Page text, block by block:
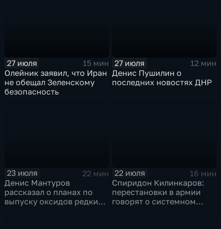
27 июля
15 мин
Олейник заявил, что Иран
не обещал Зеленскому
безопасность
27 июля
12 мин
Денис Пушилин о
последних новостях ДНР
23 июля
22 мин
Денис Мантуров
рассказал о планах по
выпуску оксидов редких
22 июля
16 мин
Спиридон Килинкаров:
перестановки в армии
говорят о системном